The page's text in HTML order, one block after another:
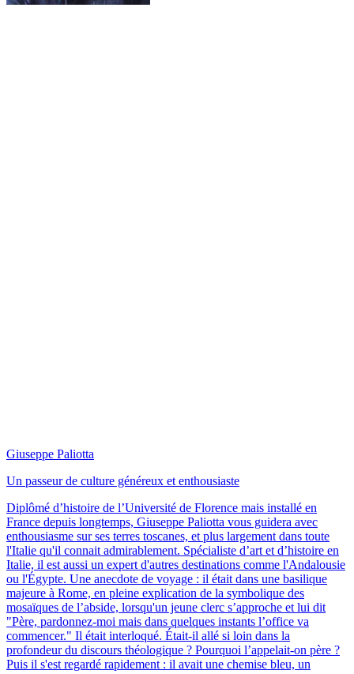
Giuseppe Paliotta
Un passeur de culture généreux et enthousiaste
Diplômé d’histoire de l’Université de Florence mais installé en
France depuis longtemps, Giuseppe Paliotta vous guidera avec
enthousiasme sur ses terres toscanes, et plus largement dans toute
l'Italie qu'il connait admirablement. Spécialiste d’art et d’histoire en
Italie, il est aussi un expert d'autres destinations comme l'Andalousie
ou l'Égypte. Une anecdote de voyage : il était dans une basilique
majeure à Rome, en pleine explication de la symbolique des
mosaïques de l’abside, lorsqu'un jeune clerc s’approche et lui dit
"Père, pardonnez-moi mais dans quelques instants l’office va
commencer." Il était interloqué. Était-il allé si loin dans la
profondeur du discours théologique ? Pourquoi l’appelait-on père ?
Puis il s'est regardé rapidement : il avait une chemise bleu, un